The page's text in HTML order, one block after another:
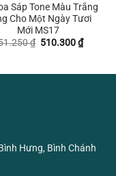
Sáp Tone Màu Trắng
Cho Một Ngày Tươi
Mới MS17
₫ Giá
510.300₫Giá
hiện
Hưng, Bình Chánh